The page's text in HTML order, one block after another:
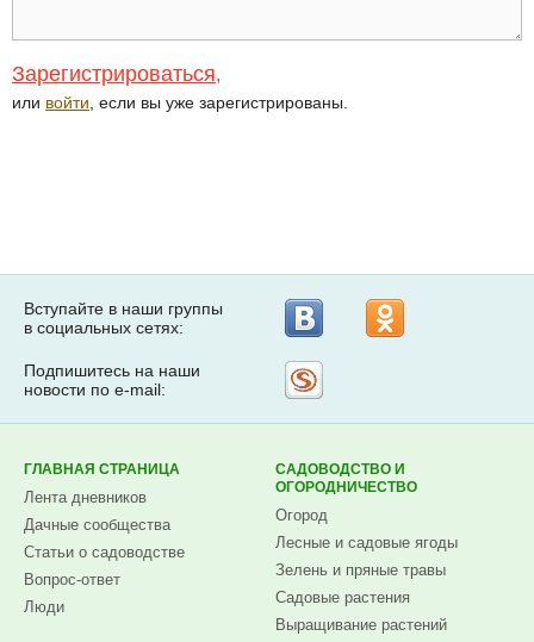
Зарегистрироваться,
или войти, если вы уже зарегистрированы.
Вступайте в наши группы
в социальных сетях:
Подпишитесь на наши
новости по e-mail:
ГЛАВНАЯ СТРАНИЦА
Лента дневников
Дачные сообщества
Статьи о садоводстве
Вопрос-ответ
Люди
САДОВОДСТВО И
ОГОРОДНИЧЕСТВО
Огород
Лесные и садовые ягоды
Зелень и пряные травы
Садовые растения
Выращивание растений